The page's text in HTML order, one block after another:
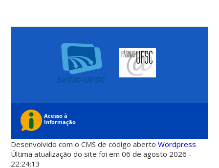
Desenvolvido com o CMS de código abertoWordpress
Última atualização do site foi em 06 de agosto 2026 -
22:24:13